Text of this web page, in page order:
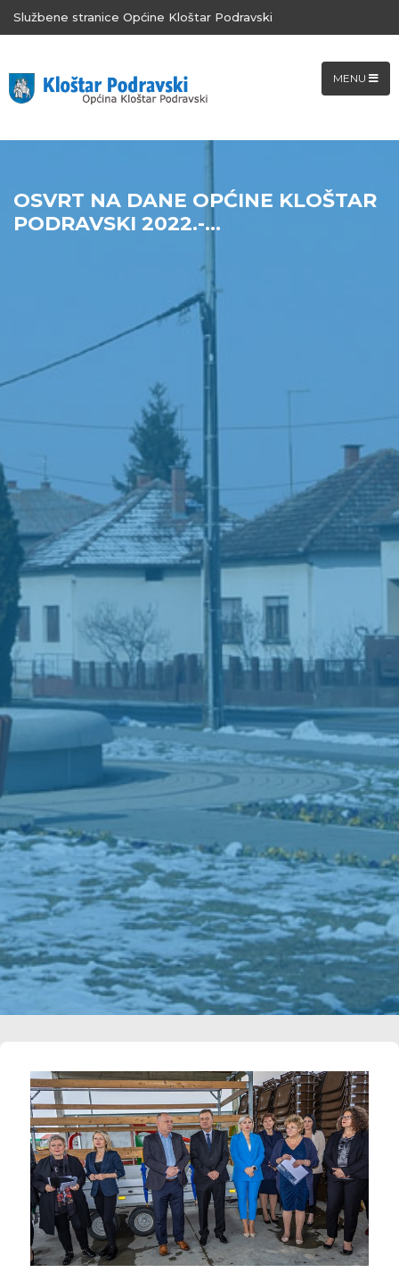
Službene stranice Općine Kloštar Podravski
MENU
OSVRT NA DANE OPĆINE KLOŠTAR
PODRAVSKI 2022.-...